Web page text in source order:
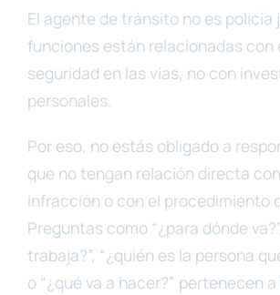
El agente de tránsito no es policía
funciones están relacionadas con
seguridad en las vías, no con
personales.
Por eso, no estás obligado a
que no tengan relación directa
infracción o con el procedimiento
Preguntas como “¿para dónde
trabaja?”, “¿quién es la persona
o “¿qué va a hacer?” pertenecen